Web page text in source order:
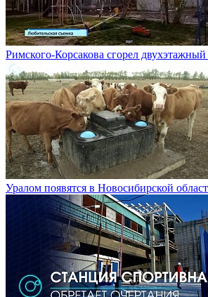
Римского-Корсакова сгорел двухэтажный
Уралом появятся в Новосибирской